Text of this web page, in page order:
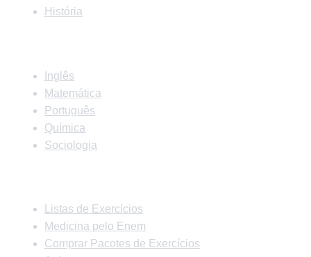
História
Inglês
Matemática
Português
Química
Sociologia
Listas de Exercícios
Medicina pelo Enem
Comprar Pacotes de Exercícios